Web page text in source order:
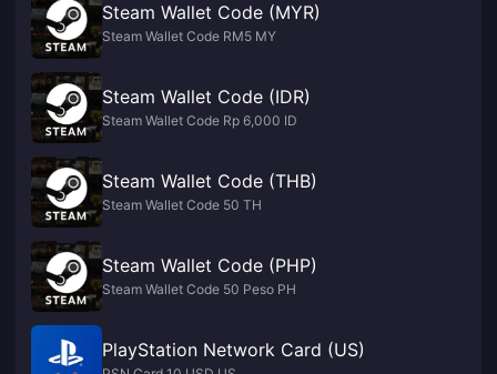
Steam Wallet Code (MYR)
Steam Wallet Code RM5 MY
Steam Wallet Code (IDR)
Steam Wallet Code Rp 6,000 ID
Steam Wallet Code (THB)
Steam Wallet Code 50 TH
Steam Wallet Code (PHP)
Steam Wallet Code 50 Peso PH
PlayStation Network Card (US)